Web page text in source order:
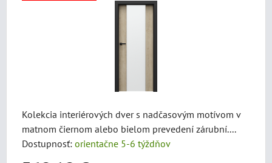
Kolekcia interiérových dver s nadčasovým motívom v
matnom čiernom alebo bielom prevedení zárubní....
Dostupnosť: orientačne 5-6 týždňov